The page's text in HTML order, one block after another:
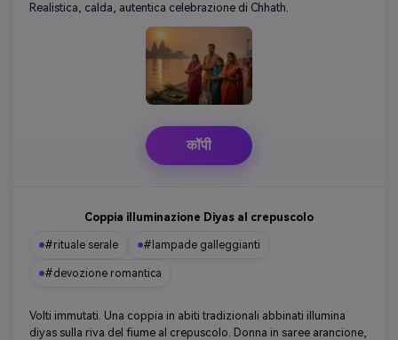
Realistica, calda, autentica celebrazione di Chhath.
कॉपी
Coppia illuminazione Diyas al crepuscolo
#rituale serale #lampade galleggianti
#devozione romantica
Volti immutati. Una coppia in abiti tradizionali abbinati illumina
diyas sulla riva del fiume al crepuscolo. Donna in saree arancione,